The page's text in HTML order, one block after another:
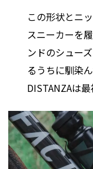
この形状とニ
スニーカーを
ンドのシュー
るうちに馴染
DISTANZAは